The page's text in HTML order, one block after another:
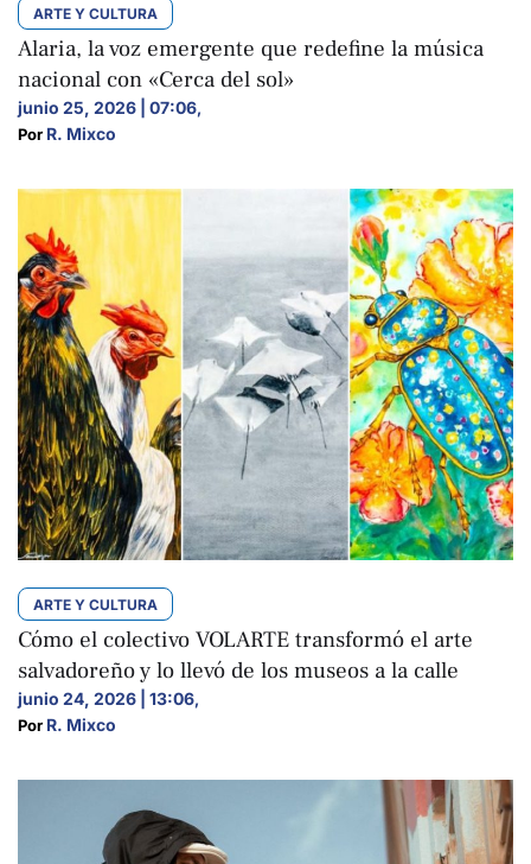
ARTE Y CULTURA
Alaria, la voz emergente que redefine la música
nacional con «Cerca del sol»
junio 25, 2026 | 07:06,
Por R. Mixco
ARTE Y CULTURA
Cómo el colectivo VOLARTE transformó el arte
salvadoreño y lo llevó de los museos a la calle
junio 24, 2026 | 13:06,
Por R. Mixco